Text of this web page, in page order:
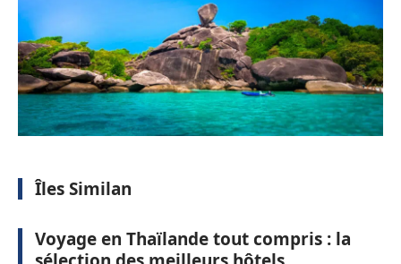
Îles Similan
Voyage en Thaïlande tout compris : la